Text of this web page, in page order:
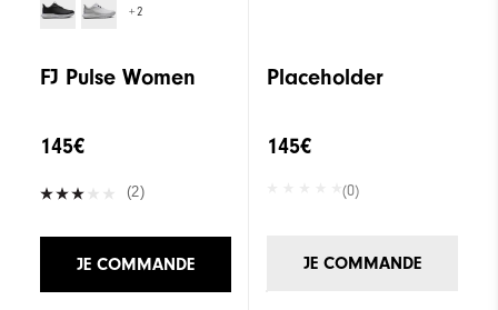
+2
FJ Pulse Women
145€
(2)
JE COMMANDE
Placeholder
145€
(0)
JE COMMANDE